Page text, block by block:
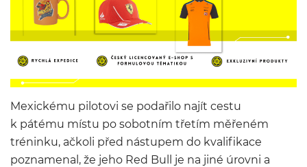
Mexickému pilotovi se podařilo najít cestu
k pátému místu po sobotním třetím měřeném
tréninku, ačkoli před nástupem do kvalifikace
poznamenal, že jeho Red Bull je na jiné úrovni a